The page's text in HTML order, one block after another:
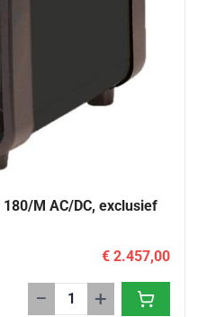
M AC/DC, exclusief
€ 2.457,00
− +